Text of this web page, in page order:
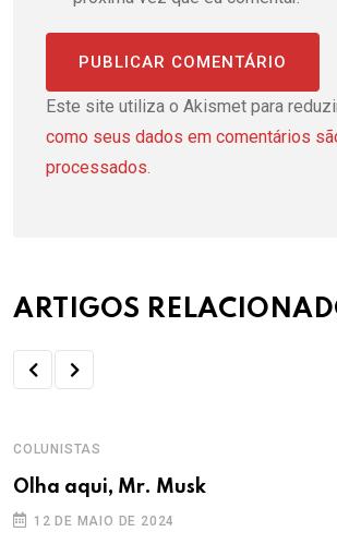
Este site utiliza o Akismet para
como seus dados em comentários
processados.
ARTIGOS
COLUNISTAS
Olha aqui, Mr. Musk
12 DE MAIO DE 2024